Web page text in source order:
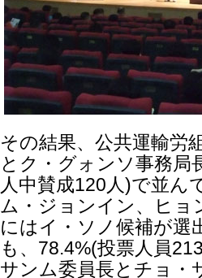
その結果、公共運輸労
とク・グォンソ事務局
人中賛成120人)で並ん
ム・ジョンイン、ヒョ
にはイ・ソノ候補が選
も、78.4%(投票人員
サンム委員長とチョ・